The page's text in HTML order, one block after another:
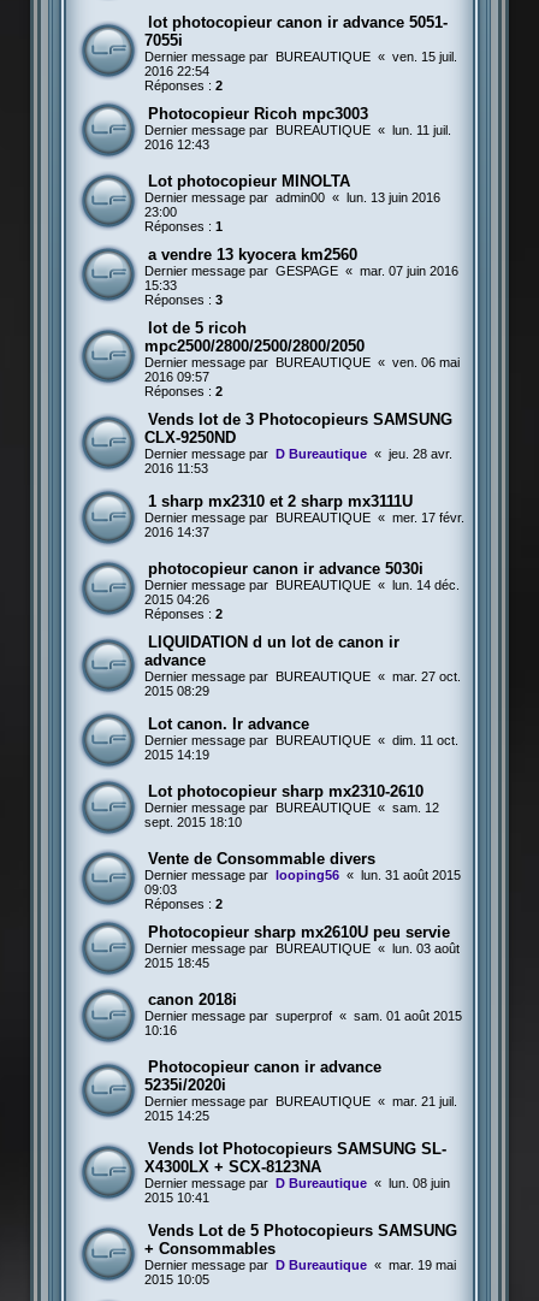
lot photocopieur canon ir advance 5051-
7055i
Dernier message par BUREAUTIQUE « ven. 15 juil.
2016 22:54
Réponses : 2
Photocopieur Ricoh mpc3003
Dernier message par BUREAUTIQUE « lun. 11 juil.
2016 12:43
Lot photocopieur MINOLTA
Dernier message par admin00 « lun. 13 juin 2016
23:00
Réponses : 1
a vendre 13 kyocera km2560
Dernier message par GESPAGE « mar. 07 juin 2016
15:33
Réponses : 3
lot de 5 ricoh
mpc2500/2800/2500/2800/2050
Dernier message par BUREAUTIQUE « ven. 06 mai
2016 09:57
Réponses : 2
Vends lot de 3 Photocopieurs SAMSUNG
CLX-9250ND
Dernier message par D Bureautique « jeu. 28 avr.
2016 11:53
1 sharp mx2310 et 2 sharp mx3111U
Dernier message par BUREAUTIQUE « mer. 17 févr.
2016 14:37
photocopieur canon ir advance 5030i
Dernier message par BUREAUTIQUE « lun. 14 déc.
2015 04:26
Réponses : 2
LIQUIDATION d un lot de canon ir
advance
Dernier message par BUREAUTIQUE « mar. 27 oct.
2015 08:29
Lot canon. Ir advance
Dernier message par BUREAUTIQUE « dim. 11 oct.
2015 14:19
Lot photocopieur sharp mx2310-2610
Dernier message par BUREAUTIQUE « sam. 12
sept. 2015 18:10
Vente de Consommable divers
Dernier message par looping56 « lun. 31 août 2015
09:03
Réponses : 2
Photocopieur sharp mx2610U peu servie
Dernier message par BUREAUTIQUE « lun. 03 août
2015 18:45
canon 2018i
Dernier message par superprof « sam. 01 août 2015
10:16
Photocopieur canon ir advance
5235i/2020i
Dernier message par BUREAUTIQUE « mar. 21 juil.
2015 14:25
Vends lot Photocopieurs SAMSUNG SL-
X4300LX + SCX-8123NA
Dernier message par D Bureautique « lun. 08 juin
2015 10:41
Vends Lot de 5 Photocopieurs SAMSUNG
+ Consommables
Dernier message par D Bureautique « mar. 19 mai
2015 10:05